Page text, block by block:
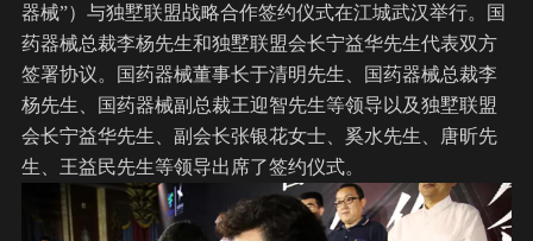
器械”）与独墅联盟战略合作签约仪式在江城武汉举行。国
药器械总裁李杨先生和独墅联盟会长宁益华先生代表双方
签署协议。国药器械董事长于清明先生、国药器械总裁李
杨先生、国药器械副总裁王迎智先生等领导以及独墅联盟
会长宁益华先生、副会长张银花女士、奚水先生、唐昕先
生、王益民先生等领导出席了签约仪式。